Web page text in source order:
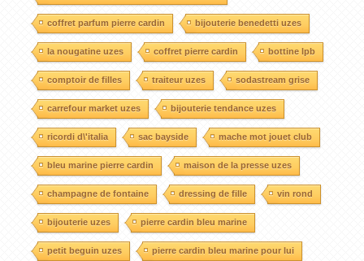
coffret parfum pierre cardin bijouterie benedetti uzes
la nougatine uzes coffret pierre cardin bottine lpb
comptoir de filles traiteur uzes sodastream grise
carrefour market uzes bijouterie tendance uzes
ricordi d\'italia sac bayside mache mot jouet club
bleu marine pierre cardin maison de la presse uzes
champagne de fontaine dressing de fille vin rond
bijouterie uzes pierre cardin bleu marine
petit beguin uzes pierre cardin bleu marine pour lui